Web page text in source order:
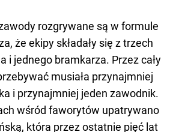
rozgrywane są w formule
że ekipy składały się z trzech
i jednego bramkarza. Przez cały
musiała przynajmniej
i przynajmniej jeden zawodnik.
wśród faworytów upatrywano
która przez ostatnie pięć lat